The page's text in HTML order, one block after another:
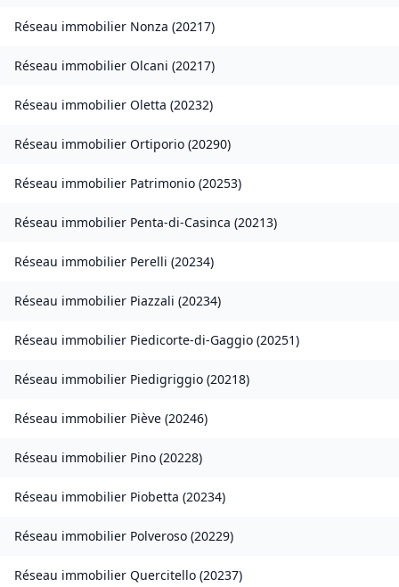
Réseau immobilier Nonza (20217)
Réseau immobilier Olcani (20217)
Réseau immobilier Oletta (20232)
Réseau immobilier Ortiporio (20290)
Réseau immobilier Patrimonio (20253)
Réseau immobilier Penta-di-Casinca (20213)
Réseau immobilier Perelli (20234)
Réseau immobilier Piazzali (20234)
Réseau immobilier Piedicorte-di-Gaggio (20251)
Réseau immobilier Piedigriggio (20218)
Réseau immobilier Piève (20246)
Réseau immobilier Pino (20228)
Réseau immobilier Piobetta (20234)
Réseau immobilier Polveroso (20229)
Réseau immobilier Quercitello (20237)